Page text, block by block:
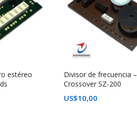
estéreo
Divisor de frecuencia –
Crossover SZ-200
US$10,00